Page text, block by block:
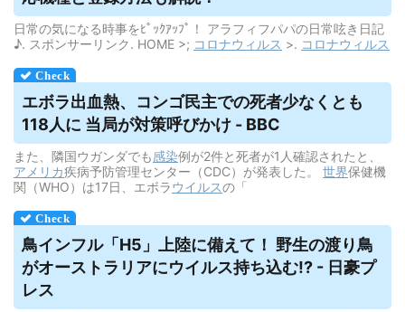
日常の気になる時事をﾋﾟｯｸｱｯﾌﾟ！ アラフィフパパの日常呟き日記
♪. スポンサーリンク. HOME >; コロナウィルス >. コロナウィルス
エボラ出血熱、コンゴ民主での死者少なくとも
118人に 当局が対策呼びかけ - BBC
また、隣国ウガンダでも感染例が2件と死者が1人確認されたと、
アメリカ疾病予防管理センター（CDC）が発表した。 世界保健機
関（WHO）は17日、エボラウイルスの「
鳥インフル「H5」上陸に備えて！ 野生の渡り鳥
がオーストラリアにウイルス持ち込む!? - 日豪プ
レス